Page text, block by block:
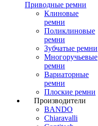
Приводные ремни
Клиновые
ремни
Поликлиновые
ремни
Зубчатые ремни
Многоручьевые
ремни
Вариаторные
ремни
Плоские ремни
Производители
BANDO
Chiaravalli